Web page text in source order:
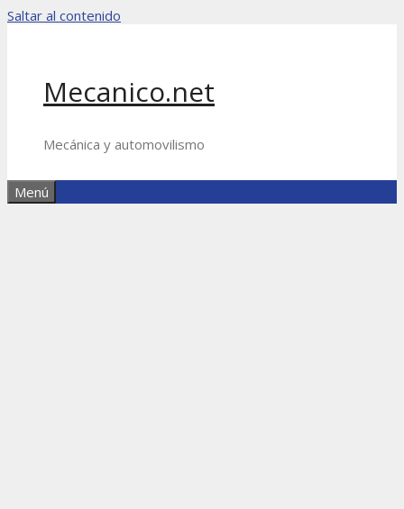
Saltar al contenido
Mecanico.net
Mecánica y automovilismo
Menú